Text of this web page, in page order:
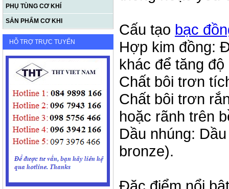
PHỤ TÙNG CƠ KHÍ
SẢN PHẨM CƠ KHI
HỖ TRỢ TRỰC TUYẾN
Cấu tạo bạc
Hợp kim đồng:
khác để tăng
Chất bôi trơn
Chất bôi trơn
hoặc rãnh trên
Dầu nhúng:
bronze).